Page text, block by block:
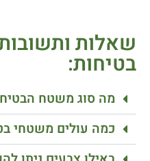
שאלות
בטיחות:
מה סוג משטח
כמה עולים משטחי